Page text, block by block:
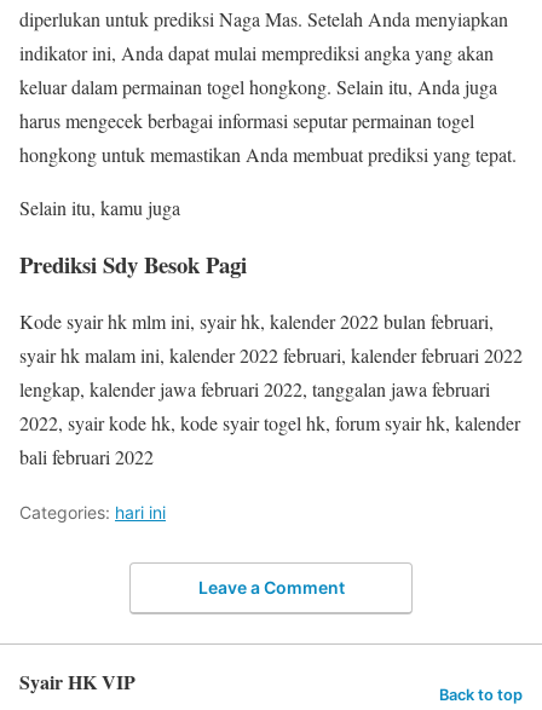
diperlukan untuk prediksi Naga Mas. Setelah Anda menyiapkan
indikator ini, Anda dapat mulai memprediksi angka yang akan
keluar dalam permainan togel hongkong. Selain itu, Anda juga
harus mengecek berbagai informasi seputar permainan togel
hongkong untuk memastikan Anda membuat prediksi yang tepat.
Selain itu, kamu juga
Prediksi Sdy Besok Pagi
Kode syair hk mlm ini, syair hk, kalender 2022 bulan februari,
syair hk malam ini, kalender 2022 februari, kalender februari 2022
lengkap, kalender jawa februari 2022, tanggalan jawa februari
2022, syair kode hk, kode syair togel hk, forum syair hk, kalender
bali februari 2022
Categories: hari ini
Leave a Comment
Syair HK VIP Back to top